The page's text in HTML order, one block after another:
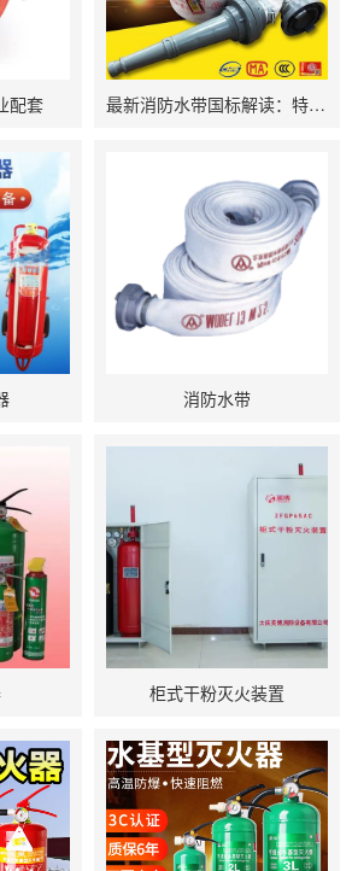
配套 最新消防水带国标解读：特厚高压水带选购与性能全解析
消防水带
柜式干粉灭火装置